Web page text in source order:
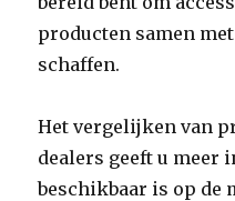
producten samen
schaffen.
Het vergelijken van
dealers geeft u meer
beschikbaar is op de